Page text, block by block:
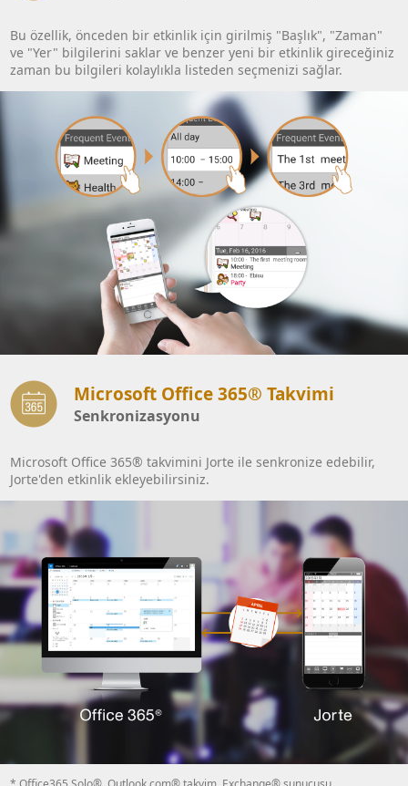
Bu özellik, önceden bir etkinlik için girilmiş "Başlık", "Zaman"
ve "Yer" bilgilerini saklar ve benzer yeni bir etkinlik gireceğiniz
zaman bu bilgileri kolaylıkla listeden seçmenizi sağlar.
Microsoft Office 365® Takvimi
Senkronizasyonu
Microsoft Office 365® takvimini Jorte ile senkronize edebilir,
Jorte'den etkinlik ekleyebilirsiniz.